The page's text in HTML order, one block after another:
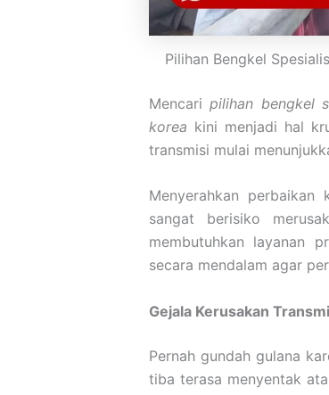
Pilihan Bengkel
Mencari pilihan bengkel
korea kini menjadi hal
transmisi mulai
Menyerahkan perbaikan
sangat berisiko
membutuhkan layanan
secara mendalam agar
Gejala Kerusakan
Pernah gundah gulana
tiba terasa menyentak